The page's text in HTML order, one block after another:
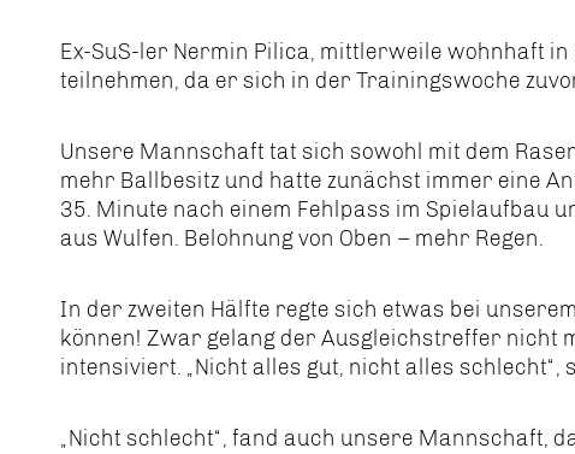
Ex-SuS-ler Nermin Pilica, mittlerweile wohnhaft
teilnehmen, da er sich in der Trainingswoche
Unsere Mannschaft tat sich sowohl mit dem
mehr Ballbesitz und hatte zunächst immer eine
35. Minute nach einem Fehlpass im Spielaufbau
aus Wulfen. Belohnung von Oben – mehr Regen.
In der zweiten Hälfte regte sich etwas bei
können! Zwar gelang der Ausgleichstreffer nicht
intensiviert. „Nicht alles gut, nicht alles schlecht“,
„Nicht schlecht“, fand auch unsere Mannschaft,